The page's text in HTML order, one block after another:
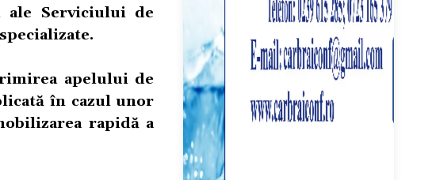
ale Serviciului de
apelului de
în cazul unor
rapidă a